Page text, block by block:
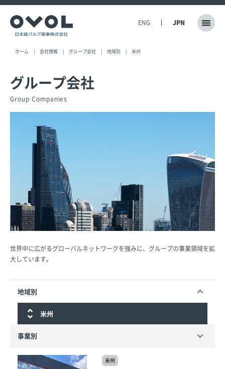
ENG JPN
ホーム 会社情報 グループ会社 地域別 米州
グループ会社
Group Companies
世界中に広がるグローバルネットワークを強みに、グループの事業領域を拡
大しています。
地域別
米州
事業別
米州